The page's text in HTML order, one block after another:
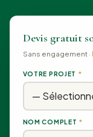
Devis gratuit
Sans engagement ·
VOTRE PROJET *
NOM COMPLET *